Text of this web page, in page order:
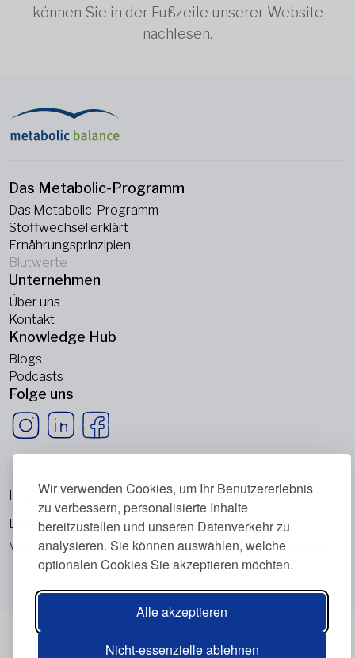
Wir verwenden Cookies, um Ihr Benutzererlebnis
zu verbessern, personalisierte Inhalte
bereitzustellen und unseren Datenverkehr zu
analysieren. Sie können auswählen, welche
optionalen Cookies Sie akzeptieren möchten.
Alle akzeptieren
Nicht-essenzielle ablehnen
können Sie in der Fußzeile unserer Website
nachlesen.
Das Metabolic-Programm
Das Metabolic-Programm
Stoffwechsel erklärt
Ernährungsprinzipien
Blutwerte
Unternehmen
Über uns
Kontakt
Knowledge Hub
Blogs
Podcasts
Folge uns
Metabolic Balance Global AG © 2026. Alle Rechte vorbehalten.
Impressum
Datenschutzrichtlinie